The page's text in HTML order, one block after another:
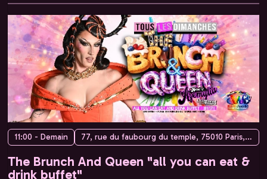
11:00 - Demain 77, rue du faubourg du temple, 75010 Paris, France
The Brunch And Queen "all you can eat &
drink buffet"